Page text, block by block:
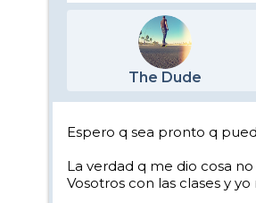
The Dude
Espero q sea pronto q
La verdad q me dio cosa
Vosotros con las clases y